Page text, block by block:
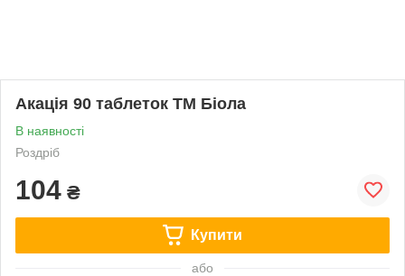
Акація 90 таблеток ТМ Біола
В наявності
Роздріб
104 ₴
Купити
або